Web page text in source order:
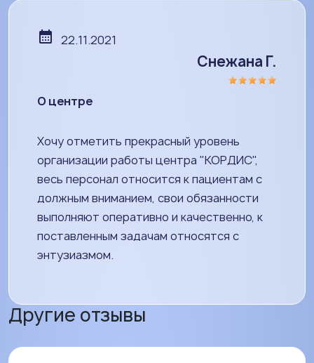
22.11.2021
Снежана Г.
О центре
Хочу отметить прекрасный уровень
организации работы центра "КОРДИС",
весь персонал относится к пациентам с
должным вниманием, свои обязанности
выполняют оперативно и качественно, к
поставленным задачам относятся с
энтузиазмом.
Другие отзывы